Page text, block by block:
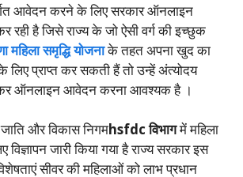
आवेदन करने के लिए सरकार ऑनलाइन
है जिसे राज्य के जो ऐसी वर्ग की इच्छुक
महिला समृद्धि योजनाके तहत अपना खुद का
प्राप्त कर सकती हैं तो उन्हें अंत्योदय
ऑनलाइन आवेदन करना आवश्यक है ।
और विकास निगमhsfdc विभागमें महिला
विज्ञापन जारी किया गया है राज्य सरकार इस
सीवर की महिलाओं को लाभ प्रधान